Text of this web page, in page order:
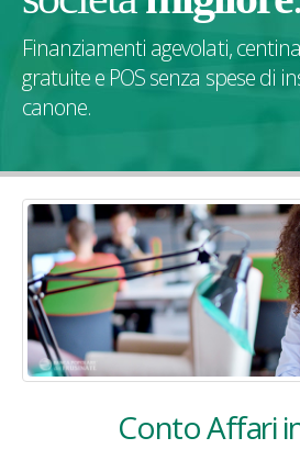
Finanziamenti agevolati,
gratuite e POS senza spese di
canone.
Conto Affari